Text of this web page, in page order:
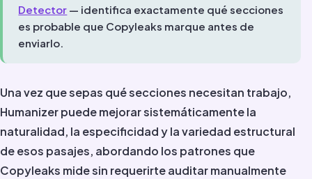
Detector — identifica exactamente qué secciones
es probable que Copyleaks marque antes de
enviarlo.
Una vez que sepas qué secciones necesitan trabajo,
Humanizer puede mejorar sistemáticamente la
naturalidad, la especificidad y la variedad estructural
de esos pasajes, abordando los patrones que
Copyleaks mide sin requerirte auditar manualmente